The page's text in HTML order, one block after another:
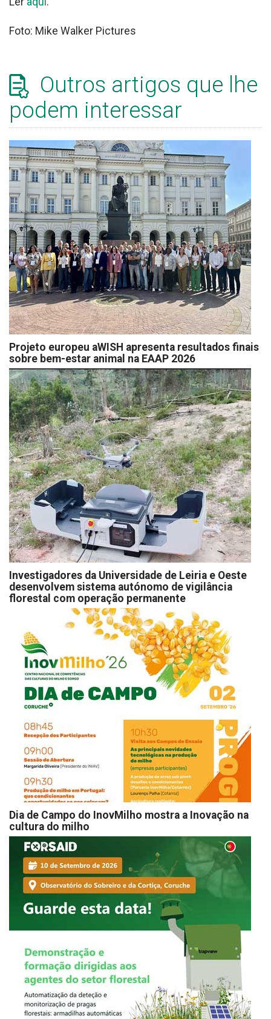
Foto: Mike Walker Pictures
Outros artigos que lhe
podem interessar
Projeto europeu aWISH apresenta resultados finais
sobre bem-estar animal na EAAP 2026
Investigadores da Universidade de Leiria e Oeste
desenvolvem sistema autónomo de vigilância
florestal com operação permanente
Dia de Campo do InovMilho mostra a Inovação na
cultura do milho